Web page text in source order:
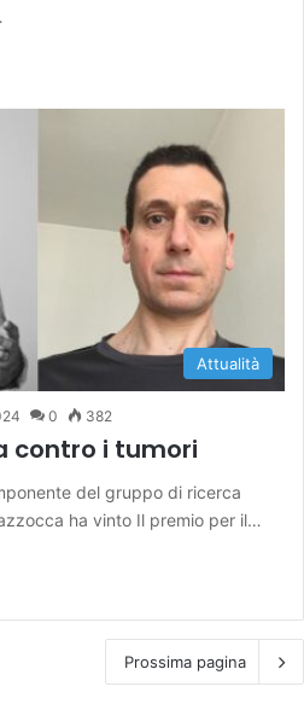
Attualità
0 382
contro i tumori
del gruppo di ricerca
ha vinto Il premio per il…
Prossima pagina